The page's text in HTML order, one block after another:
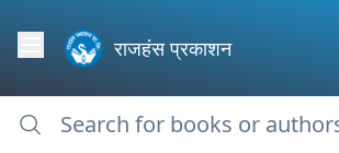
राजहंस प्रकाशन